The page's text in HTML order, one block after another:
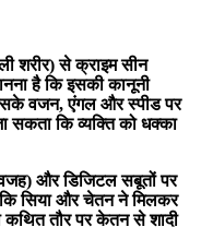
शरीर) से क्राइम सीन
है कि इसकी कानूनी
वजन, एंगल और स्पीड पर
सकता कि व्यक्ति को धक्का
वजह) और डिजिटल सबूतों पर
कि सिया और चेतन ने मिलकर
कथित तौर पर केतन से शादी